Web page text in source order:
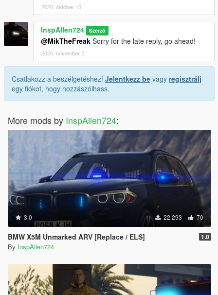
2020. október 15.
InspAllen724 Szerző
@MikTheFreak Sorry for the late reply, go ahead!
2020. november 2.
Csatlakozz a beszélgetéshez! Jelentkezz be vagy regisztrálj
egy fiókot, hogy hozzászólhass.
More mods by InspAllen724:
3.0 22 293 70
BMW X5M Unmarked ARV [Replace / ELS] 1.0
By InspAllen724